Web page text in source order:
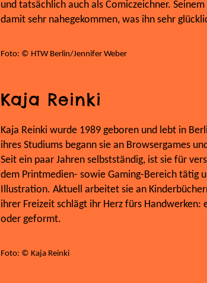
und tatsächlich auch als Comiczeichner.
damit sehr nahegekommen, was ihn sehr
Foto: © HTW Berlin/Jennifer Weber
Kaja Reinki
Kaja Reinki wurde 1989 geboren und lebt in
ihres Studiums begann sie an Browsergames
Seit ein paar Jahren selbstständig, ist sie für
dem Printmedien- sowie Gaming-Bereich tätig
Illustration. Aktuell arbeitet sie an
ihrer Freizeit schlägt ihr Herz fürs Handwerken:
oder geformt.
Foto: © Kaja Reinki